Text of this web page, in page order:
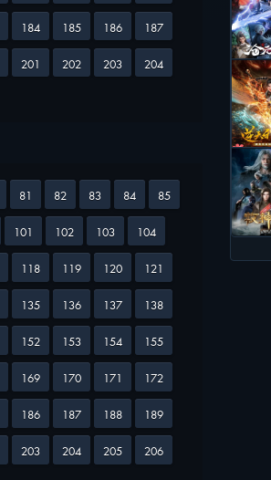
184 185 186 187
201 202 203 204
81 82 83 84 85
101 102 103 104
118 119 120 121
135 136 137 138
152 153 154 155
169 170 171 172
186 187 188 189
203 204 205 206